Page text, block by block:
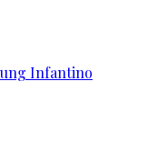
Infantino